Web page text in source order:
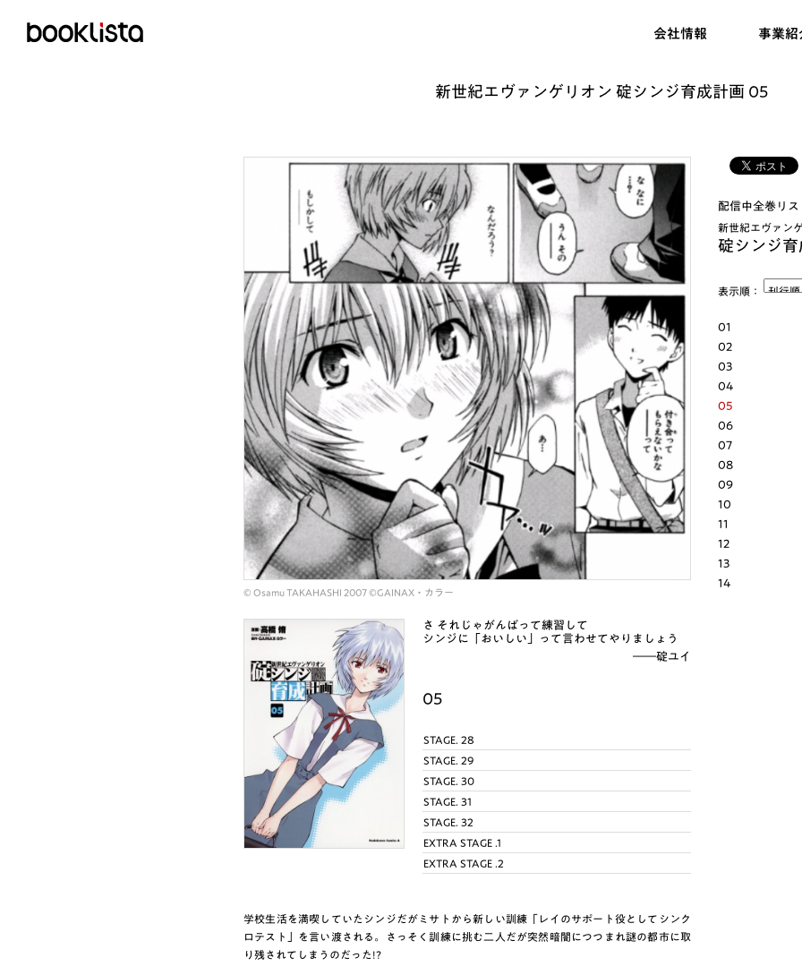
会社情報 事業紹
新世紀エヴァンゲリオン 碇シンジ育成計画 05
© Osamu TAKAHASHI 2007 ©GAINAX・カラー
さ それじゃがんばって練習して
シンジに「おいしい」って言わせてやりましょう
――碇ユイ
05
STAGE. 28
STAGE. 29
STAGE. 30
STAGE. 31
STAGE. 32
EXTRA STAGE .1
EXTRA STAGE .2
学校生活を満喫していたシンジだがミサトから新しい訓練「レイのサポート役としてシンク
ロテスト」を言い渡される。さっそく訓練に挑む二人だが突然暗闇につつまれ謎の都市に取
り残されてしまうのだった!?
配信中全巻リス
新世紀エヴァン
碇シンジ育
表示順：
01
02
03
04
05
06
07
08
09
10
11
12
13
14